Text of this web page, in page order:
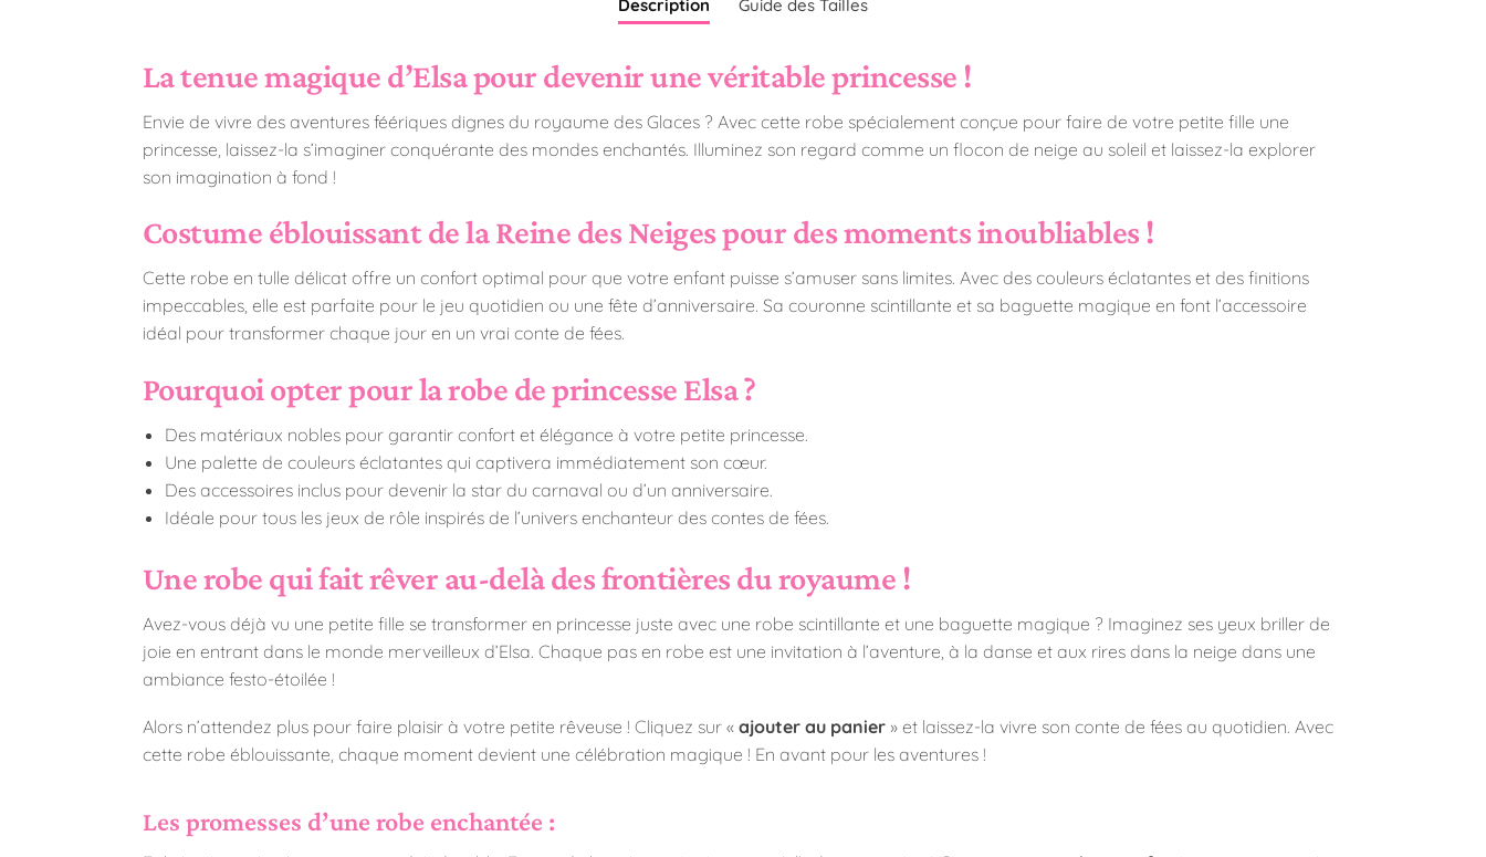
Description Guide des Tailles
La tenue magique d’Elsa pour devenir une véritable princesse !
Envie de vivre des aventures féériques dignes du royaume des Glaces ? Avec cette robe spécialement conçue pour faire de votre petite fille une
princesse, laissez-la s’imaginer conquérante des mondes enchantés. Illuminez son regard comme un flocon de neige au soleil et laissez-la explorer
son imagination à fond !
Costume éblouissant de la Reine des Neiges pour des moments inoubliables !
Cette robe en tulle délicat offre un confort optimal pour que votre enfant puisse s’amuser sans limites. Avec des couleurs éclatantes et des finitions
impeccables, elle est parfaite pour le jeu quotidien ou une fête d’anniversaire. Sa couronne scintillante et sa baguette magique en font l’accessoire
idéal pour transformer chaque jour en un vrai conte de fées.
Pourquoi opter pour la robe de princesse Elsa ?
Des matériaux nobles pour garantir confort et élégance à votre petite princesse.
Une palette de couleurs éclatantes qui captivera immédiatement son cœur.
Des accessoires inclus pour devenir la star du carnaval ou d’un anniversaire.
Idéale pour tous les jeux de rôle inspirés de l’univers enchanteur des contes de fées.
Une robe qui fait rêver au-delà des frontières du royaume !
Avez-vous déjà vu une petite fille se transformer en princesse juste avec une robe scintillante et une baguette magique ? Imaginez ses yeux briller de
joie en entrant dans le monde merveilleux d’Elsa. Chaque pas en robe est une invitation à l’aventure, à la danse et aux rires dans la neige dans une
ambiance festo-étoilée !
Alors n’attendez plus pour faire plaisir à votre petite rêveuse ! Cliquez sur « ajouter au panier» et laissez-la vivre son conte de fées au quotidien. Avec
cette robe éblouissante, chaque moment devient une célébration magique ! En avant pour les aventures !
Les promesses d’une robe enchantée :